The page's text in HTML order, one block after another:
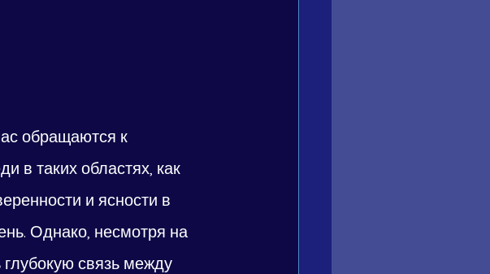
обращаются к
в таких областях, как
и ясности в
Однако, несмотря на
связь между